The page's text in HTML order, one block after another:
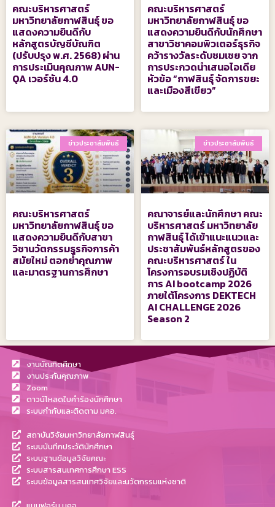
คณะบริหารศาสตร์
มหาวิทยาลัยกาฬสินธุ์ ขอ
แสดงความยินดีกับ
หลักสูตรบัญชีบัณฑิต
(ปรับปรุง พ.ศ. 2568) ผ่าน
การประเมินคุณภาพ AUN-
QA เวอร์ชัน 4.0
คณะบริหารศาสตร์
มหาวิทยาลัยกาฬสินธุ์ ขอ
แสดงความยินดีกับนักศึกษา
สาขาวิชาคอมพิวเตอร์ธุรกิจ
คว้ารางวัลระดับชมเชย จาก
การประกวดนำเสนอไอเดีย
หัวข้อ “กาฬสินธุ์ จัดการขยะ
และเมืองสีเขียว”
ข่าวประชาสัมพันธ์
คณะบริหารศาสตร์
มหาวิทยาลัยกาฬสินธุ์ ขอ
แสดงความยินดีกับสาขา
วิชานวัตกรรมธุรกิจการค้า
สมัยใหม่ ตอกย้ำคุณภาพ
และมาตรฐานการศึกษา
ข่าวประชาสัมพันธ์
คณาจารย์และนักศึกษา คณะ
บริหารศาสตร์ มหาวิทยาลัย
กาฬสินธุ์ ได้เข้าแนะแนวและ
ประชาสัมพันธ์หลักสูตรของ
คณะบริหารศาสตร์ ใน
โครงการอบรมเชิงปฏิบัติ
การ AI bootcamp 2026
ภายใต้โครงการ DEKTECH
AI CHALLENGE 2026
Season 2
งานบัณฑิตศึกษา
งานประกันคุณภาพ
Zoom
ดาวน์โหลดใบคำร้องนักศึกษา
ระบบกำกับและติดตาม มคอ.
สถาบันวิจัยมหาวิทยาลัยกาฬสินธุ์
ระบบบันทึกประวัตินักศึกษา
ระบบฐานข้อมูลวิจัยคณะ
ระบบสารสนเทศการศึกษา ESS
ระบบข้อมูลสารสนเทศวิจัยและนวัตกรรมแห่งชาติ